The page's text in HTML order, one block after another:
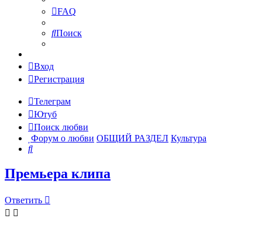
FAQ
Поиск
Вход
Регистрация
Телеграм
Ютуб
Поиск любви
Форум о любви ОБЩИЙ РАЗДЕЛ Культура
Поиск
Премьера клипа
Ответить